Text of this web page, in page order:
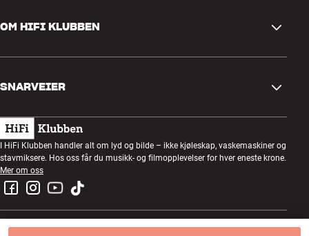
Retur og reklamasjon
Angre på bestilling
Handelsbetingelser
Personvernpolicy
OM HIFI KLUBBEN
Kundeklubb
Lyttekveld
Konkurranser
Jobb i HiFi Klubben
SNARVEIER
Gavekort
Bygg med lyd
Montering og installasjon
Retur av el-avfall
I HiFi Klubben handler alt om lyd og bilde – ikke kjøleskap, vaskemaskiner og
stavmiksere. Hos oss får du musikk- og filmopplevelser for hver eneste krone.
Mer om oss